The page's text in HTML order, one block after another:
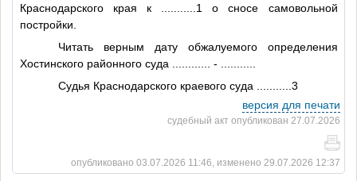
Краснодарского края к
...........1
о сносе самовольной
постройки.
Читать верным дату обжалуемого определения
Хостинского районного суда
-
Судья Краснодарского краевого суда
...........3
версия для печати
судебный акт опубликован 27.07.2026
опубликовано 03.07.2026 11:46, изменено 29.07.2026 12:37